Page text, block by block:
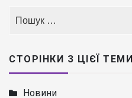
СТОРІНКИ З ЦІЄЇ ТЕМИ
Новини